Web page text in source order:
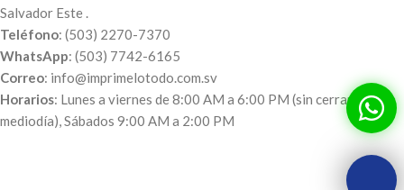
Salvador Este .
Teléfono: (503) 2270-7370
WhatsApp: (503) 7742-6165
Correo: info@imprimelotodo.com.sv
Horarios: Lunes a viernes de 8:00 AM a 6:00 PM (sin cerrar al
mediodía), Sábados 9:00 AM a 2:00 PM